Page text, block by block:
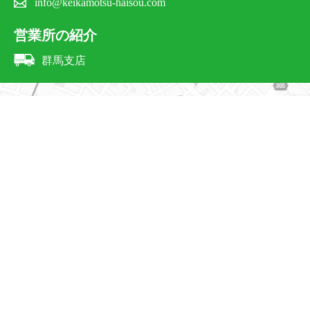
営業所の紹介
群馬支店